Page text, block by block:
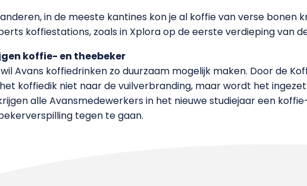
in de meeste kantines kon je al koffie van verse bonen
koffiestations, zoals in Xplora op de eerste verdieping van
koffie- en theebeker
Avans koffiedrinken zo duurzaam mogelijk maken. Door de
koffiedik niet naar de vuilverbranding, maar wordt het
alle Avansmedewerkers in het nieuwe studiejaar een
tegen te gaan.